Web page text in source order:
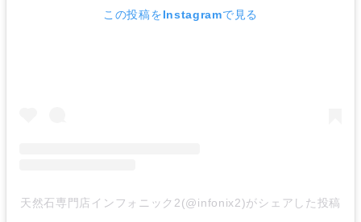
この投稿をInstagramで見る
天然石専門店インフォニック2(@infonix2)がシェアした投稿